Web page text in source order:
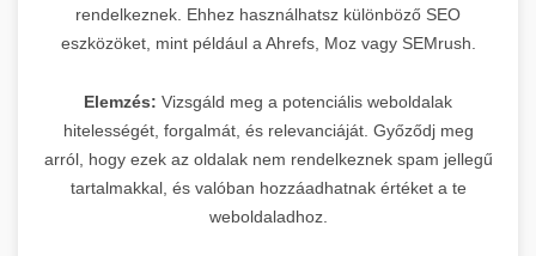
rendelkeznek. Ehhez használhatsz különböző SEO
eszközöket, mint például a Ahrefs, Moz vagy SEMrush.
Elemzés: Vizsgáld meg a potenciális weboldalak
hitelességét, forgalmát, és relevanciáját. Győződj meg
arról, hogy ezek az oldalak nem rendelkeznek spam jellegű
tartalmakkal, és valóban hozzáadhatnak értéket a te
weboldaladhoz.